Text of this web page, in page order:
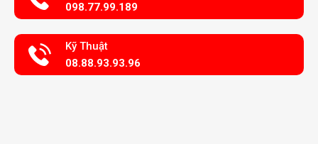
098.77.99.189
Kỹ Thuật
08.88.93.93.96